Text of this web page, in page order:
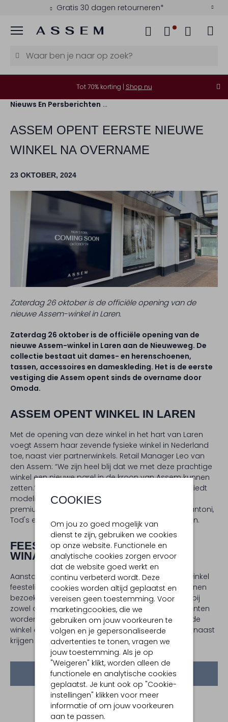
Gratis 30 dagen retourneren*
Menu
COOKIES
Om jou zo goed mogelijk van
dienst te zijn, gebruiken we cookies
op onze website. Functionele en
analytische cookies zorgen ervoor
dat de website goed werkt en
continu verbeterd wordt. Deze
cookies worden altijd geplaatst en
vereisen geen toestemming. Voor
marketingcookies, die we
gebruiken om jouw voorkeuren te
volgen en je gepersonaliseerde
advertenties te tonen, vragen we
jouw toestemming. Als je op
"Weigeren" klikt, worden alleen de
functionele en analytische cookies
geplaatst. Je kunt ook op "Cookie-
instellingen" klikken voor meer
informatie of om jouw voorkeuren
aan te passen.
Tot 70% korting | Shop nu
Nieuws En Persberichten
ASSEM OPENT EERSTE NIEUWE
WINKEL NA OVERNAME
23 OKTOBER, 2024
Zaterdag 26 oktober is de officiële opening van de
nieuwe Assem-winkel in Laren.
Zaterdag 26 oktober is de officiële opening van de
nieuwe Assem-winkel in Laren aan de Nieuweweg. De
collectie bestaat uit dames- en herenschoenen,
tassen, accessoires en dameskleding. Het is de eerste
vestiging die Assem opent sinds de overname door
Omoda.
ASSEM OPENT WINKEL IN LAREN
Met de opening van deze winkel in het hart van Laren
voegt Assem haar zevende fysieke winkel in Nederland
toe, naast vier partnerwinkels. Retail Manager Leo van
den Assem: “We zijn heel blij dat we met deze prachtige
winkel een nieuwe parel in de kroon van Assem kunnen
zetten.” De ruim 300 vierkante meter grote winkel biedt
modeliefhebbers alle ruimte om de uitgebreide
premium collectie van exclusieve merken, zoals Santoni,
Tod's en Magnanni, te ontdekken, voelen en passen.
FEESTELIJKE OPENING MET
WINACTIE
Aanstaande zaterdag wordt de opening van de winkel
feestelijk gevierd met een hapje en drankje, en kunnen
bezoekers meedoen aan een leuke winactie waarbij
zowel dames als heren kans maken op prijzen. Klanten
worden geïnspireerd met de nieuwste collectie in de
winkel en krijgen advies van ervaren stylisten. Daarnaast
krijgen klanten bij een aankoop een leuke gift.
Omoda en Assem bundelen krachten
DOOR TESSA